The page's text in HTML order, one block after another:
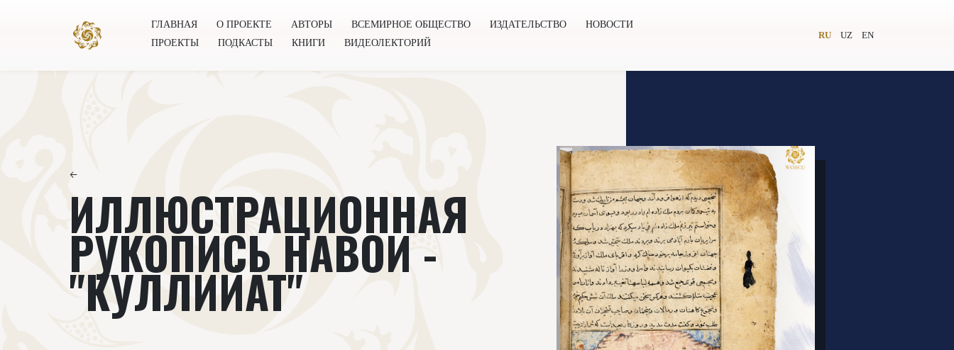
ГЛАВНАЯ О ПРОЕКТЕ АВТОРЫ ВСЕМИРНОЕ ОБЩЕСТВО ИЗДАТЕЛЬСТВО
НОВОСТИ
ПРОЕКТЫ
ПОДКАСТЫ КНИГИ ВИДЕОЛЕКТОРИЙ
RU UZ EN
←
ИЛЛЮСТРАЦИОННАЯ
РУКОПИСЬ НАВОИ -
"КУЛЛИЙАТ"